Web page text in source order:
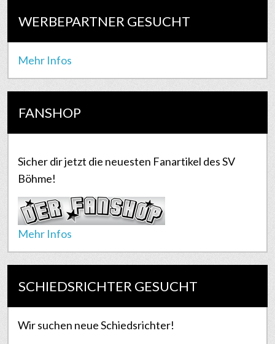
WERBEPARTNER GESUCHT
Mehr Infos
FANSHOP
Sicher dir jetzt die neuesten Fanartikel des SV
Böhme!
Mehr Infos
SCHIEDSRICHTER GESUCHT
Wir suchen neue Schiedsrichter!